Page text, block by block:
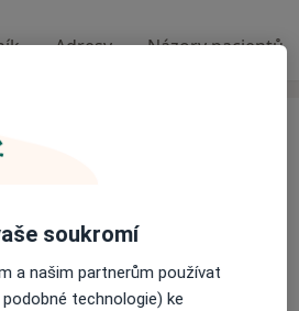
Adresy Názory pacientů
na mých stránkách.Těším se
soukromí
a našim partnerům používat
technologie) ke